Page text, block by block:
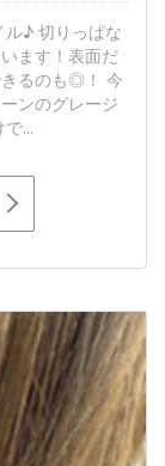
ル♪ 切りっぱな
ます！表面だ
きるのも◎！ 今
ンのグレージ
...